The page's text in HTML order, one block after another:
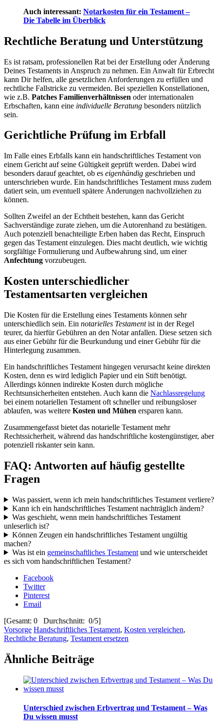
Auch interessant: Notarkosten für ein Testament –
Die Tabelle im Überblick
Rechtliche Beratung und Unterstützung
Es ist ratsam, professionellen Rat bei der Erstellung oder Änderung
Deines Testaments in Anspruch zu nehmen. Ein Anwalt für Erbrecht
kann Dir helfen, alle gesetzlichen Anforderungen zu erfüllen und
rechtliche Fallstricke zu vermeiden. Bei speziellen Konstellationen,
wie z.B. Patches Familienverhältnissen oder internationalen
Erbschaften, kann eine individuelle Beratung besonders nützlich
sein.
Gerichtliche Prüfung im Erbfall
Im Falle eines Erbfalls kann ein handschriftliches Testament von
einem Gericht auf seine Gültigkeit geprüft werden. Dabei wird
besonders darauf geachtet, ob es eigenhändig geschrieben und
unterschrieben wurde. Ein handschriftliches Testament muss zudem
datiert sein, um eventuell spätere Änderungen nachvollziehen zu
können.
Sollten Zweifel an der Echtheit bestehen, kann das Gericht
Sachverständige zurate ziehen, um die Autorenhand zu bestätigen.
Auch potenziell benachteiligte Erben haben das Recht, Einspruch
gegen das Testament einzulegen. Dies macht deutlich, wie wichtig
sorgfältige Formulierung und Aufbewahrung sind, um einer
Anfechtung vorzubeugen.
Kosten unterschiedlicher
Testamentsarten vergleichen
Die Kosten für die Erstellung eines Testaments können sehr
unterschiedlich sein. Ein notarielles Testamentist in der Regel
teurer, da hierfür Gebühren an den Notar anfallen. Diese setzen sich
aus einer Gebühr für die Beurkundung und einer Gebühr für die
Hinterlegung zusammen.
Ein handschriftliches Testament hingegen verursacht keine direkten
Kosten, denn es wird lediglich Papier und ein Stift benötigt.
Allerdings können indirekte Kosten durch mögliche
Rechtsunsicherheiten entstehen. Auch kann die Nachlassregelung
bei einem notariellen Testament oft schneller und reibungsloser
ablaufen, was weitere Kosten und Mühen ersparen kann.
Zusammengefasst bietet das notarielle Testament mehr
Rechtssicherheit, während das handschriftliche kostengünstiger, aber
potenziell riskanter sein kann.
FAQ: Antworten auf häufig gestellte
Fragen
Was passiert, wenn ich mein handschriftliches Testament verliere?
Kann ich ein handschriftliches Testament nachträglich ändern?
Was geschieht, wenn mein handschriftliches Testament
unleserlich ist?
Können Zeugen ein handschriftliches Testament ungültig
machen?
Was ist ein gemeinschaftliches Testamentund wie unterscheidet
es sich vom handschriftlichen Testament?
Facebook
Twitter
Pinterest
Email
[Gesamt: 0 Durchschnitt: 0/5]
Vorsorge Handschriftliches Testament, Kosten vergleichen,
Rechtliche Beratung, Testament ersetzen
Ähnliche Beiträge
Unterschied zwischen Erbvertrag und Testament – Was
Du wissen musst